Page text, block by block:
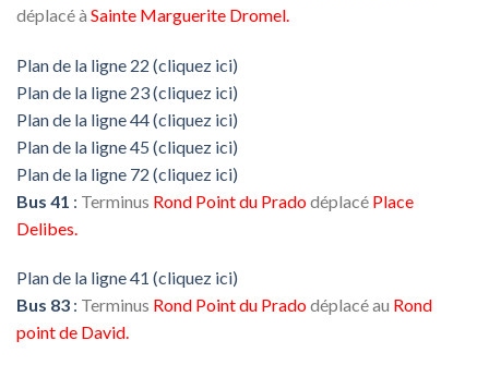
déplacé à Sainte Marguerite Dromel.
Plan de la ligne 22 (cliquez ici)
Plan de la ligne 23 (cliquez ici)
Plan de la ligne 44 (cliquez ici)
Plan de la ligne 45 (cliquez ici)
Plan de la ligne 72 (cliquez ici)
Bus 41 : Terminus Rond Point du Pradodéplacé Place
Delibes.
Plan de la ligne 41 (cliquez ici)
Bus 83 : Terminus Rond Point du Pradodéplacé au Rond
point de David.